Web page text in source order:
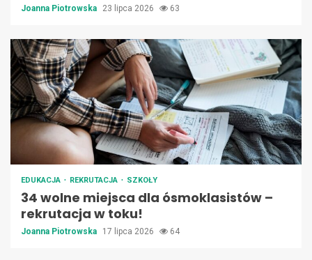
Joanna Piotrowska 23 lipca 2026 63
EDUKACJA REKRUTACJA SZKOŁY
34 wolne miejsca dla ósmoklasistów –
rekrutacja w toku!
Joanna Piotrowska 17 lipca 2026 64